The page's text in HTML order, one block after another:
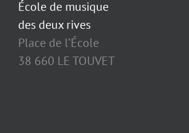
École de musique
des deux rives
Place de l’École
38 660 LE TOUVET